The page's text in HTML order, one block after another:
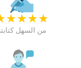
★
★
★
★
من السهل